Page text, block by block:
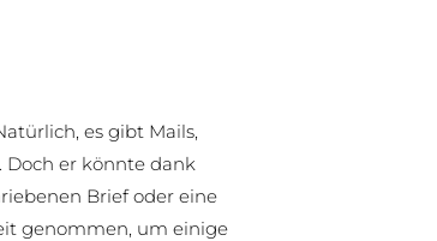
es gibt Mails,
Doch er könnte dank
Brief oder eine
genommen, um einige